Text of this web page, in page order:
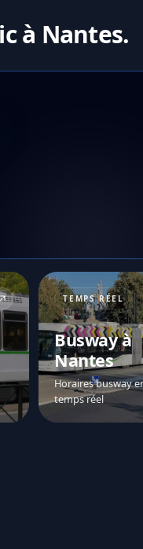
à Nantes.
TEMPS RÉEL
Busway à
Nantes
Horaires busway
temps réel